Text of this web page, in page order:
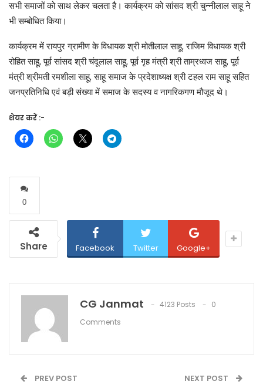
सभी समाजों को साथ लेकर चलता है। कार्यक्रम को सांसद श्री चुन्नीलाल साहू ने
भी सम्बोधित किया।
कार्यक्रम में रायपुर ग्रामीण के विधायक श्री मोतीलाल साहू, राजिम विधायक श्री
रोहित साहू, पूर्व सांसद श्री चंदूलाल साहू, पूर्व गृह मंत्री श्री ताम्रध्वज साहू, पूर्व
मंत्री श्रीमती रमशीला साहू, साहू समाज के प्रदेशाध्यक्ष श्री टहल राम साहू सहित
जनप्रतिनिधि एवं बड़ी संख्या में समाज के सदस्य व नागरिकगण मौजूद थे।
शेयर करें :-
0
Share Facebook Twitter Google+
CG Janmat 4123 Posts
0
Comments
PREV POST NEXT POST